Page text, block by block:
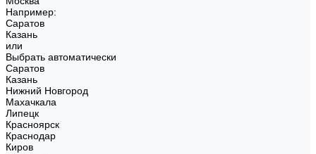
Например:
Саратов
Казань
или
Выбрать автоматически
Саратов
Казань
Нижний Новгород
Махачкала
Липецк
Красноярск
Краснодар
Киров